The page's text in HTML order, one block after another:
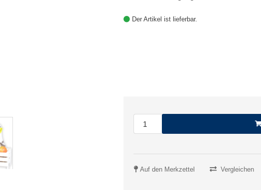
Der Artikel ist lieferbar.
Auf den Merkzettel Vergleichen